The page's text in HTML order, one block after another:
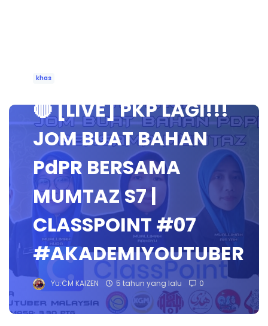
khas
🔴 [LIVE] PKP LAGI!!!
JOM BUAT BAHAN
PdPR BERSAMA
MUMTAZ S7 |
CLASSPOINT #07
#AKADEMIYOUTUBER
Yu.CM KAIZEN 5 tahun yang lalu 0